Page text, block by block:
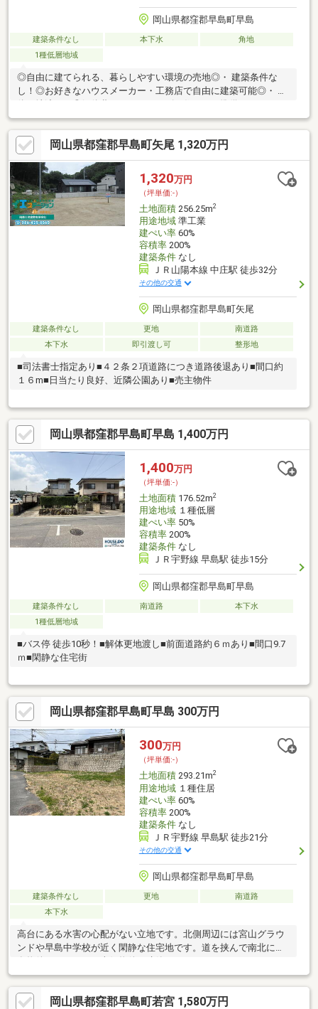
岡山県都窪郡早島町早島
建築条件なし 本下水
角地
1種低層地域
◎自由に建てられる、暮らしやすい環境の売地◎・ 建築条件な
し！◎お好きなハウスメーカー・工務店で自由に建築可能◎・ 解
◎・通勤・通学に便利！◎倉敷・岡山方面へアクセス良好の静か
な高台住宅地◎・子育て支援が充実！◎移動も快適◎無料コミュ
ニティバスで町内の移動もラクラク♪
岡山県都窪郡早島町矢尾 1,320万円
1,320万円
（坪単価:-）
土地面積256.25m2
用途地域準工業
建ぺい率60%
容積率200%
建築条件なし
ＪＲ山陽本線 中庄駅 徒歩32分
その他の交通
岡山県都窪郡早島町矢尾
建築条件なし 更地
南道路
本下水
即引渡し可 整形地
■司法書士指定あり■４２条２項道路につき道路後退あり■間口約
１６m■日当たり良好、近隣公園あり■売主物件
岡山県都窪郡早島町早島 1,400万円
1,400万円
（坪単価:-）
土地面積176.52m2
用途地域１種低層
建ぺい率50%
容積率200%
建築条件なし
ＪＲ宇野線 早島駅 徒歩15分
岡山県都窪郡早島町早島
建築条件なし 南道路
本下水
1種低層地域
■バス停 徒歩10秒！■解体更地渡し■前面道路約６ｍあり■間口9.7
ｍ■閑静な住宅街
岡山県都窪郡早島町早島 300万円
300万円
（坪単価:-）
土地面積293.21m2
用途地域１種住居
建ぺい率60%
容積率200%
建築条件なし
ＪＲ宇野線 早島駅 徒歩21分
その他の交通
岡山県都窪郡早島町早島
建築条件なし 更地
南道路
本下水
高台にある水害の心配がない立地です。北側周辺には宮山グラウ
ンドや早島中学校が近く閑静な住宅地です。道を挟んで南北に所
有物件となります。南側物件は建築不可となっております。
岡山県都窪郡早島町若宮 1,580万円